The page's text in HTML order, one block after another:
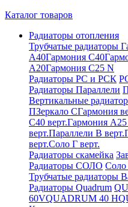
Каталог товаров
Радиаторы отопления
Трубчатые радиаторы
А40Гармония С40
А20Гармония С25 N
Радиаторы РС и РСК
Радиаторы Параллели
Вертикальные
ПЗеркало СГармония
С40 верт.Гармония А25
верт.Параллели В верт.
верт.Соло Г верт.
Радиаторы скамейка
Радиаторы СОЛО
Трубчатые радиаторы
Радиаторы Quadrum
60VQUADRUM 40 H